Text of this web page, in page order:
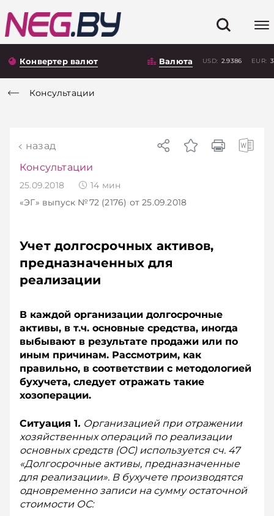
Конвертер валют Валюта USD: 2.9386 EUR:
Консультации
назад
Консультации
25.09.2018 14 мин
«ЭГ» выпуск №72 (2176) от 25.09.2018
Учет долгосрочных активов,
предназначенных для
реализации
В каждой организации долгосрочные
активы, в т.ч. основные средства, иногда
выбывают в результате продажи или по
иным причинам. Рассмотрим, как
правильно, в соответствии с методологией
бухучета, следует отражать такие
хозоперации.
Ситуация 1. Организацией при отражении
хозяйственных операций по реализации
основных средств (ОС) используется сч. 47
«Долгосрочные активы, предназначенные
для реализации». В бухучете производятся
одновременно записи на сумму остаточной
стоимости ОС: